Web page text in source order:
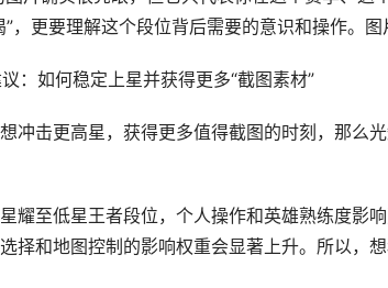
，更要理解这个段位背后需要的意识和操作。图
：如何稳定上星并获得更多“截图素材”
冲击更高星，获得更多值得截图的时刻，那么
耀至低星王者段位，个人操作和英雄熟练度影
择和地图控制的影响权重会显著上升。所以，想